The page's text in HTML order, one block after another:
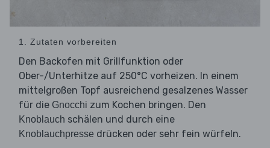
1. Zutaten vorbereiten
Den Backofen mit Grillfunktion oder
Ober-/Unterhitze auf 250°C vorheizen. In einem
mittelgroßen Topf ausreichend gesalzenes Wasser
für die Gnocchi zum Kochen bringen. Den
Knoblauch schälen und durch eine
Knoblauchpresse drücken oder sehr fein würfeln.